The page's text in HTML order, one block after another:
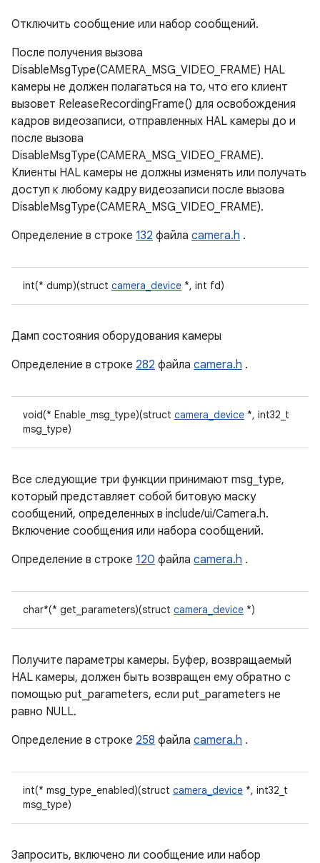
Отключить сообщение или набор сообщений.
После получения вызова
DisableMsgType(CAMERA_MSG_VIDEO_FRAME) HAL
камеры не должен полагаться на то, что его клиент
вызовет ReleaseRecordingFrame() для освобождения
кадров видеозаписи, отправленных HAL камеры до и
после вызова
DisableMsgType(CAMERA_MSG_VIDEO_FRAME).
Клиенты HAL камеры не должны изменять или получать
доступ к любому кадру видеозаписи после вызова
DisableMsgType(CAMERA_MSG_VIDEO_FRAME).
Определение в строке 132 файла camera.h .
int(* dump)(struct camera_device *, int fd)
Дамп состояния оборудования камеры
Определение в строке 282 файла camera.h .
void(* Enable_msg_type)(struct camera_device *, int32_t
msg_type)
Все следующие три функции принимают msg_type,
который представляет собой битовую маску
сообщений, определенных в include/ui/Camera.h.
Включение сообщения или набора сообщений.
Определение в строке 120 файла camera.h .
char*(* get_parameters)(struct camera_device *)
Получите параметры камеры. Буфер, возвращаемый
HAL камеры, должен быть возвращен ему обратно с
помощью put_parameters, если put_parameters не
равно NULL.
Определение в строке 258 файла camera.h .
int(* msg_type_enabled)(struct camera_device *, int32_t
msg_type)
Запросить, включено ли сообщение или набор